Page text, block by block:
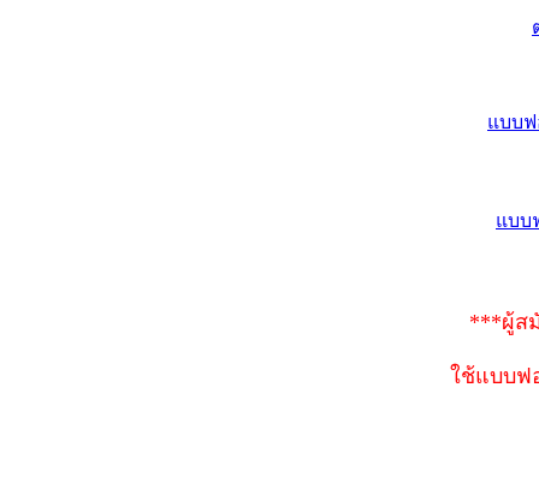
แบบ
แบบ
***ผู้ส
ใช้แบบฟ